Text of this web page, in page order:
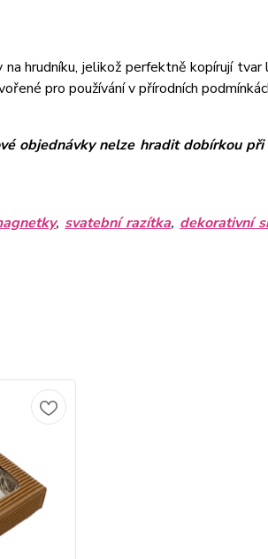
hrudníku, jelikož perfektně kopírují
pro používání v přírodních
objednávky nelze hradit dobírkou
, svatební razítka, dekorativní